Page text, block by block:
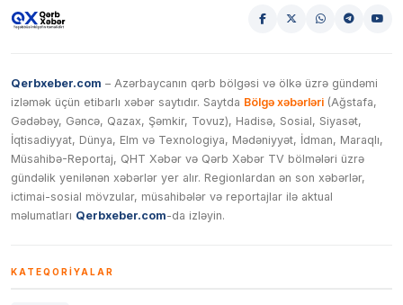
Qerbxeber.com – Azərbaycanın qərb bölgəsi və ölkə üzrə gündəmi
izləmək üçün etibarlı xəbər saytıdır. Saytda Bölgə xəbərləri (Ağstafa,
Gədəbəy, Gəncə, Qazax, Şəmkir, Tovuz), Hadisə, Sosial, Siyasət,
İqtisadiyyat, Dünya, Elm və Texnologiya, Mədəniyyət, İdman, Maraqlı,
Müsahibə-Reportaj, QHT Xəbər və Qərb Xəbər TV bölmələri üzrə
gündəlik yenilənən xəbərlər yer alır. Regionlardan ən son xəbərlər,
ictimai-sosial mövzular, müsahibələr və reportajlar ilə aktual
məlumatları Qerbxeber.com-da izləyin.
KATEQORIYALAR